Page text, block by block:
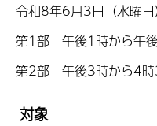
令和8年6月3日（水曜日
第1部 午後1時から午
第2部 午後3時から4
対象